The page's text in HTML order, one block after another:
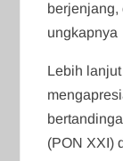
berjenjang,
ungkapnya
Lebih
(PON XXI)